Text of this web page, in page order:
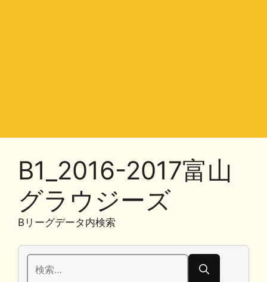
B1_2016-2017富山
グラウジーズ
Bリーグデータ内検索
検
索: